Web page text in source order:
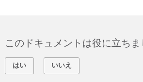
このドキュメントは役に立ち
はい いいえ